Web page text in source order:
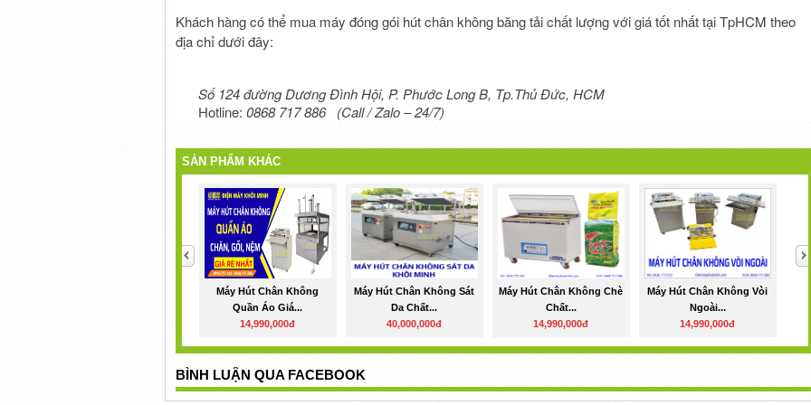
Khách hàng có thể mua máy đóng gói hút chân không băng tải chất lượng với giá tốt nhất tại TpHCM theo
địa chỉ dưới đây:
Số 124 đường Dương Đình Hội, P. Phước Long B, Tp.Thủ Đức, HCM
Hotline: 0868 717 886 (Call / Zalo – 24/7)
SẢN PHẨM KHÁC
Máy Hút Chân Không
Quần Áo Giá...
14,990,000đ
Máy Hút Chân Không Sát
Da Chất...
40,000,000đ
Máy Hút Chân Không Chè
Chất...
14,990,000đ
Máy Hút Chân Không Vòi
Ngoài...
14,990,000đ
BÌNH LUẬN QUA FACEBOOK